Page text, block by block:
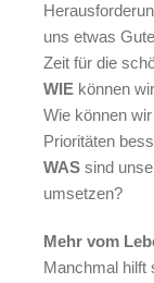
uns etwas
Zeit für die
WIE können
Wie können
Prioritäten
WAS sind
umsetzen?
Mehr vom
Manchmal hilft